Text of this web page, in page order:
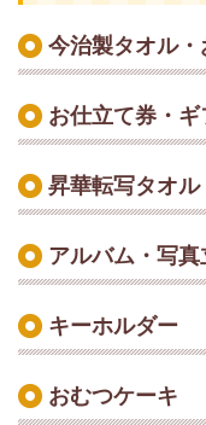
今治製タオル・
お仕立て券・ギ
昇華転写タオル
アルバム・写真
キーホルダー
おむつケーキ